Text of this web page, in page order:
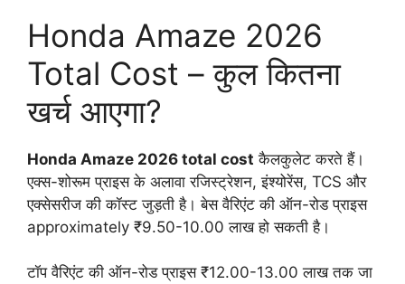
Honda Amaze 2026
Total Cost – कुल कितना
खर्च आएगा?
Honda Amaze 2026 total cost कैलकुलेट करते हैं।
एक्स-शोरूम प्राइस के अलावा रजिस्ट्रेशन, इंश्योरेंस, TCS और
एक्सेसरीज की कॉस्ट जुड़ती है। बेस वैरिएंट की ऑन-रोड प्राइस
approximately ₹9.50-10.00 लाख हो सकती है।
टॉप वैरिएंट की ऑन-रोड प्राइस ₹12.00-13.00 लाख तक जा